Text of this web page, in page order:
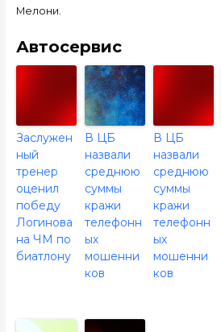
Мелони.
Автосервис
Заслужен
ный
тренер
оценил
победу
Логинова
на ЧМ по
биатлону
В ЦБ
назвали
среднюю
суммы
кражи
телефонн
ых
мошенни
ков
В ЦБ
назвали
среднюю
суммы
кражи
телефонн
ых
мошенни
ков